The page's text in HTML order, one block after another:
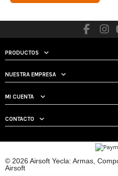
PRODUCTOS
NUESTRA EMPRESA
MI CUENTA
CONTACTO
© 2026 Airsoft Yecla: Armas,
Airsoft